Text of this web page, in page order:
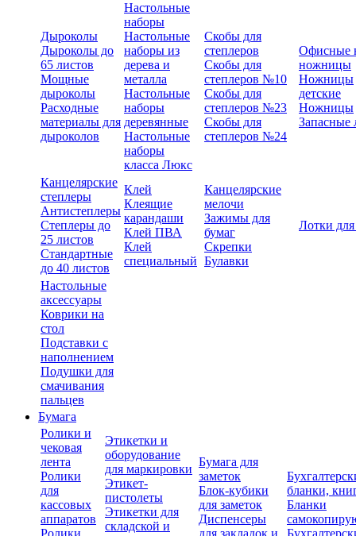
Дыроколы
Дыроколы до
65 листов
Мощные
дыроколы
Расходные
материалы для
дыроколов
Настольные
наборы
Настольные
наборы из
дерева и
металла
Настольные
наборы
деревянные
Настольные
наборы
класса Люкс
Скобы для
степлеров
Скобы для
степлеров №10
Скобы для
степлеров №23
Скобы для
степлеров №24
Офисные
ножницы
Ножницы
детские
Ножницы
Запасные
Канцелярские
степлеры
Антистеплеры
Степлеры до
25 листов
Стандартные
до 40 листов
Клей
Клеящие
карандаши
Клей ПВА
Клей
специальный
Канцелярские
мелочи
Зажимы для
бумаг
Скрепки
Булавки
Лотки
Настольные
аксессуары
Коврики на
стол
Подставки с
наполнением
Подушки для
смачивания
пальцев
Бумага
Ролики и
чековая
лента
Ролики
для
кассовых
аппаратов
Ролики
Этикетки и
оборудование
для маркировки
Этикет-
пистолеты
Этикетки для
складской и
Бумага для
заметок
Блок-кубики
для заметок
Диспенсеры
для закладок и
бланки,
Бланки